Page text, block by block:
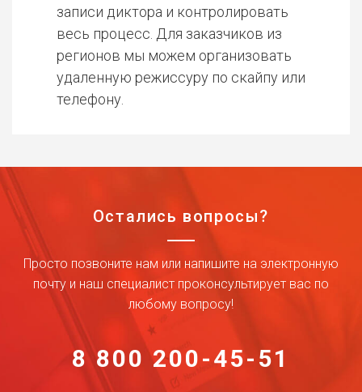
записи диктора и контролировать
весь процесс. Для заказчиков из
регионов мы можем организовать
удаленную режиссуру по скайпу или
телефону.
Остались вопросы?
Просто позвоните нам или напишите на электронную
почту и наш специалист проконсультирует вас по
любому вопросу!
8 800 200-45-51